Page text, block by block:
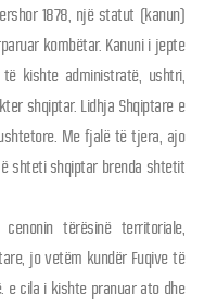
1878, një statut (kanun)
kombëtar. Kanuni i jepte
kishte administratë, ushtri,
shqiptar. Lidhja Shqiptare e
Me fjalë të tjera, ajo
shteti shqiptar brenda shtetit
tërësinë territoriale,
jo vetëm kundër Fuqive të
e cila i kishte pranuar ato dhe